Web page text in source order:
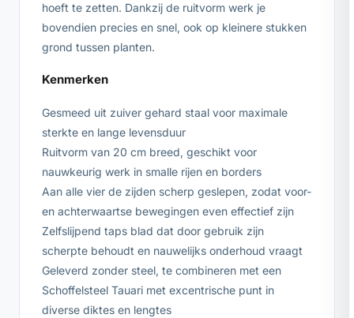
hoeft te zetten. Dankzij de ruitvorm werk je
bovendien precies en snel, ook op kleinere stukken
grond tussen planten.
Kenmerken
Gesmeed uit zuiver gehard staal voor maximale
sterkte en lange levensduur
Ruitvorm van 20 cm breed, geschikt voor
nauwkeurig werk in smalle rijen en borders
Aan alle vier de zijden scherp geslepen, zodat voor-
en achterwaartse bewegingen even effectief zijn
Zelfslijpend taps blad dat door gebruik zijn
scherpte behoudt en nauwelijks onderhoud vraagt
Geleverd zonder steel, te combineren met een
Schoffelsteel Tauari met excentrische punt in
diverse diktes en lengtes